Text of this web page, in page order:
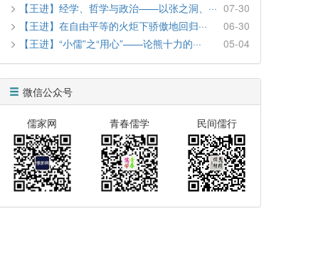
【王进】经学、哲学与政治——以张之洞、··· 07-30
【王进】在自由平等的火炬下骄傲地回归···
06-30
【王进】“小儒”之“用心”——论熊十力的···
05-04
微信公众号
儒家网 青春儒学 民间儒行